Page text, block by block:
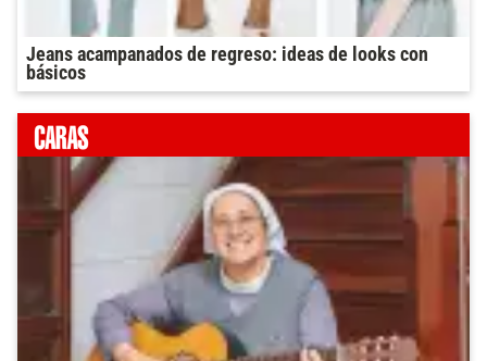
Jeans acampanados de regreso: ideas de looks con
básicos